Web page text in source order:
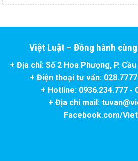
Việt Luật – Đồng hành
+ Địa chỉ: Số 2 Hoa Phượng, P.
+ Điện thoại tư vấn:
+ Hotline: 0936.234.777 -
+ Địa chỉ mail:
Facebook.com/